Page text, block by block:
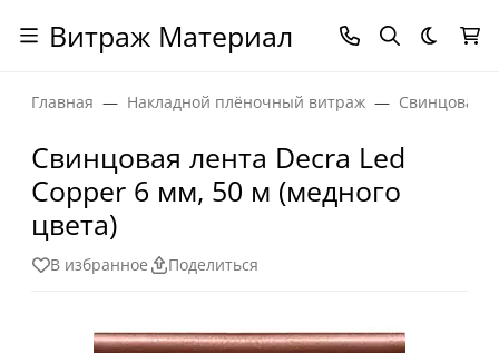
Витраж Материал Темная
Главная Накладной плёночный витраж Свинцовая
Свинцовая лента Decra Led
Copper 6 мм, 50 м (медного
цвета)
В избранное Поделиться